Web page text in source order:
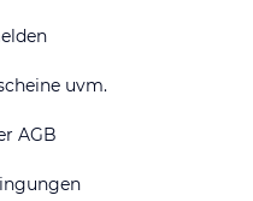
uvm.
AGB